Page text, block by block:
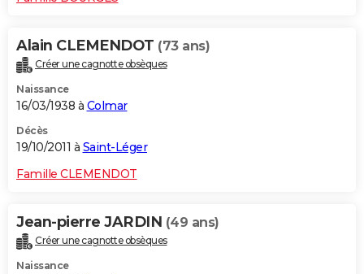
Alain CLEMENDOT (73 ans)
Créer une cagnotte obsèques
Naissance
16/03/1938 à Colmar
Décès
19/10/2011 à Saint-Léger
Famille CLEMENDOT
Jean-pierre JARDIN (49 ans)
Créer une cagnotte obsèques
Naissance